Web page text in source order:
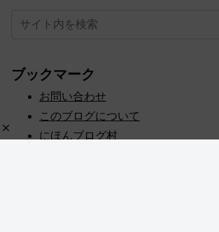
ブックマーク
お問い合わせ
このブログについて
にほんブログ村